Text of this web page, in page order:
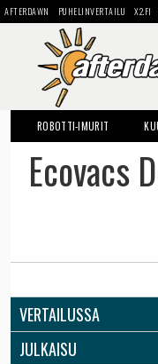
AFTERDAWN PUHELINVERTAILU X2.FI
ROBOTTI-IMURIT
Ecovacs
VERTAILUSSA
JULKAISU